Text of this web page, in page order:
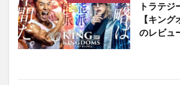
トラテジ
【キング
のレビュ